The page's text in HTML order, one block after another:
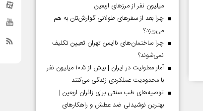
میلیون نفر از مرز‌های اربعین
چرا بعد از سفرهای طولانی گوارش‌تان به هم
می‌ریزد؟
چرا ساختمان‌های ناایمن تهران تعیین تکلیف
نمی‌شوند؟
آمار معلولیت در ایران | بیش از ۱۰.۵ میلیون نفر
با محدودیت عملکردی زندگی می‌کنند
توصیه‌های طب سنتی برای زائران اربعین |
بهترین نوشیدنی ضد عطش و راهکارهای